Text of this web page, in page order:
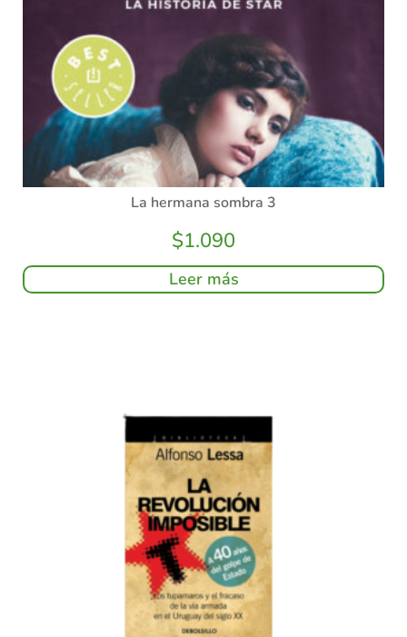
La hermana sombra 3
$1.090
Leer más